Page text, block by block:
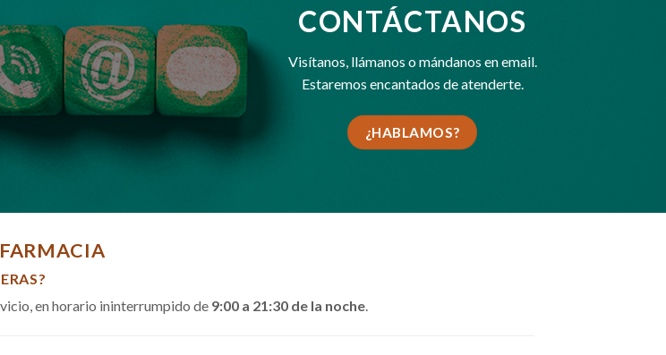
CONTÁCTANOS
Visítanos, llámanos omándanos en email.
Estaremos encantados de atenderte.
¿HABLAMOS?
en horario ininterrumpido de 9:00 a 21:30 de la noche.